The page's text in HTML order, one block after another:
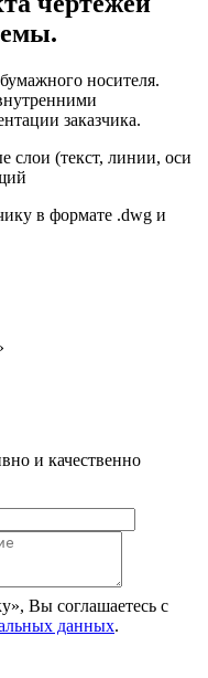
носителя.
заказчика.
слои (текст, линии, оси
в формате .dwg и
и качественно
Вы соглашаетесь с
данных.